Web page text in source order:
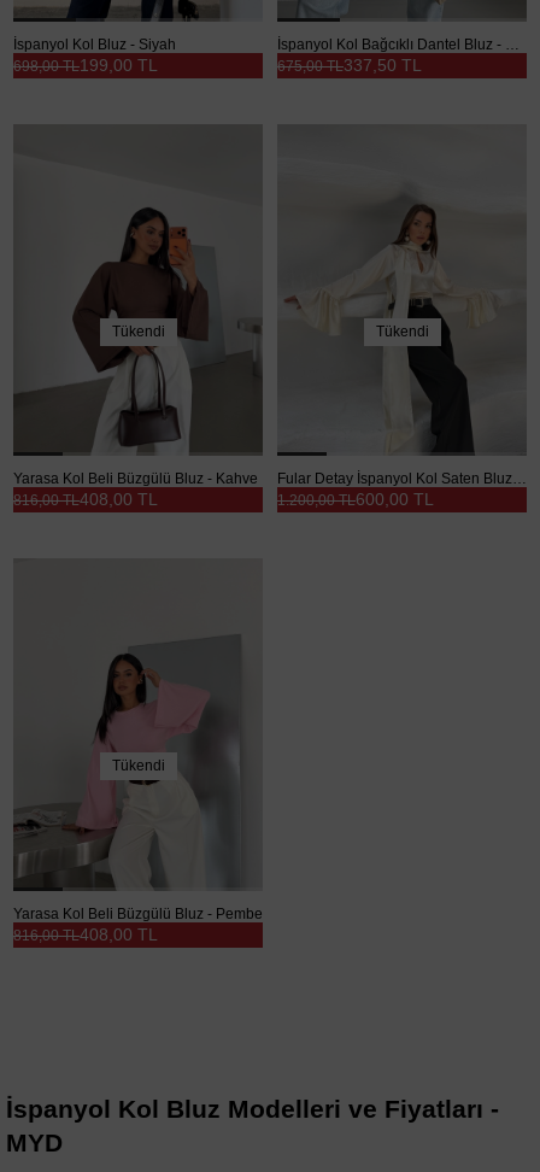
İspanyol Kol Bluz - Siyah
199,00 TL
698,00 TL
İspanyol Kol Bağcıklı Dantel Bluz - Kahve
337,50 TL
675,00 TL
Tükendi
Yarasa Kol Beli Büzgülü Bluz - Kahve
408,00 TL
816,00 TL
Tükendi
Fular Detay İspanyol Kol Saten Bluz - Taş
600,00 TL
1.200,00 TL
Tükendi
Yarasa Kol Beli Büzgülü Bluz - Pembe
408,00 TL
816,00 TL
İspanyol Kol Bluz Modelleri ve Fiyatları -
MYD